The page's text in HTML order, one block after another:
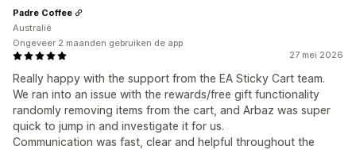
Meerdere talen
Aanbevelingsprestaties
Funnelprestaties
27 mei 2026
Really happy with the support from the EA Sticky Cart team.
We ran into an issue with the rewards/free gift functionality
randomly removing items from the cart, and Arbaz was super
quick to jump in and investigate it for us.
Communication was fast, clear and helpful throughout the
Padre Coffee
Australië
Ongeveer 2 maanden gebruiken de app